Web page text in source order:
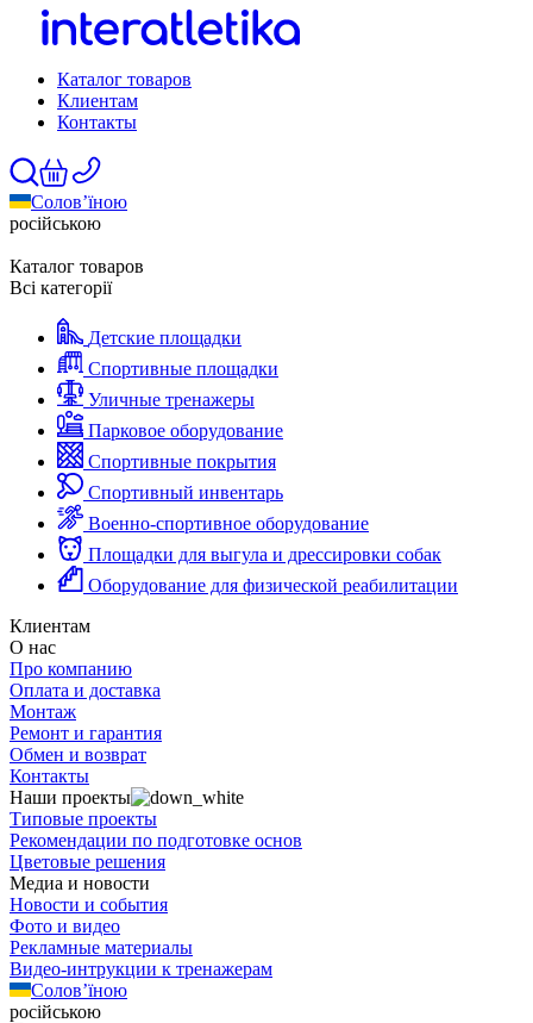
Каталог товаров
Клиентам
Контакты
Солов’їною
російською
Каталог товаров
Всі категорії
Детские площадки
Спортивные площадки
Уличные тренажеры
Парковое оборудование
Спортивные покрытия
Спортивный инвентарь
Военно-спортивное оборудование
Площадки для выгула и дрессировки собак
Оборудование для физической реабилитации
Клиентам
О нас
Про компанию
Оплата и доставка
Монтаж
Ремонт и гарантия
Обмен и возврат
Контакты
Наши проекты
Типовые проекты
Рекомендации по подготовке основ
Цветовые решения
Медиа и новости
Новости и события
Фото и видео
Рекламные материалы
Видео-интрукции к тренажерам
Солов’їною
російською